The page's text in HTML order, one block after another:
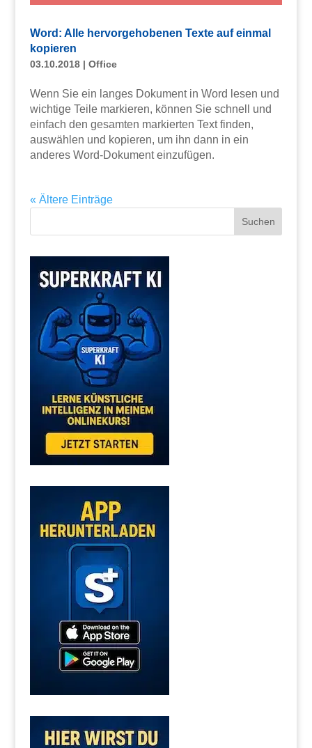
Word: Alle hervorgehobenen Texte auf einmal
kopieren
03.10.2018| Office
Wenn Sie ein langes Dokument in Word lesen und
wichtige Teile markieren, können Sie schnell und
einfach den gesamten markierten Text finden,
auswählen und kopieren, um ihn dann in ein
anderes Word-Dokument einzufügen.
« Ältere Einträge